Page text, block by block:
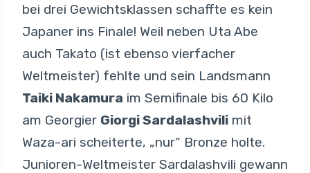
bei drei Gewichtsklassen schaffte es kein
Japaner ins Finale! Weil neben Uta Abe
auch Takato (ist ebenso vierfacher
Weltmeister) fehlte und sein Landsmann
Taiki Nakamura im Semifinale bis 60 Kilo
am Georgier Giorgi Sardalashvili mit
Waza-ari scheiterte, „nur“ Bronze holte.
Junioren-Weltmeister Sardalashvili gewann